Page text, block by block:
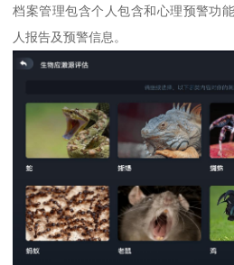
档案管理包含个人包含和心理预警功
人报告及预警信息。